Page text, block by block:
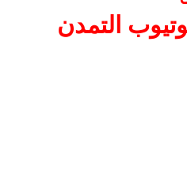
التمدن